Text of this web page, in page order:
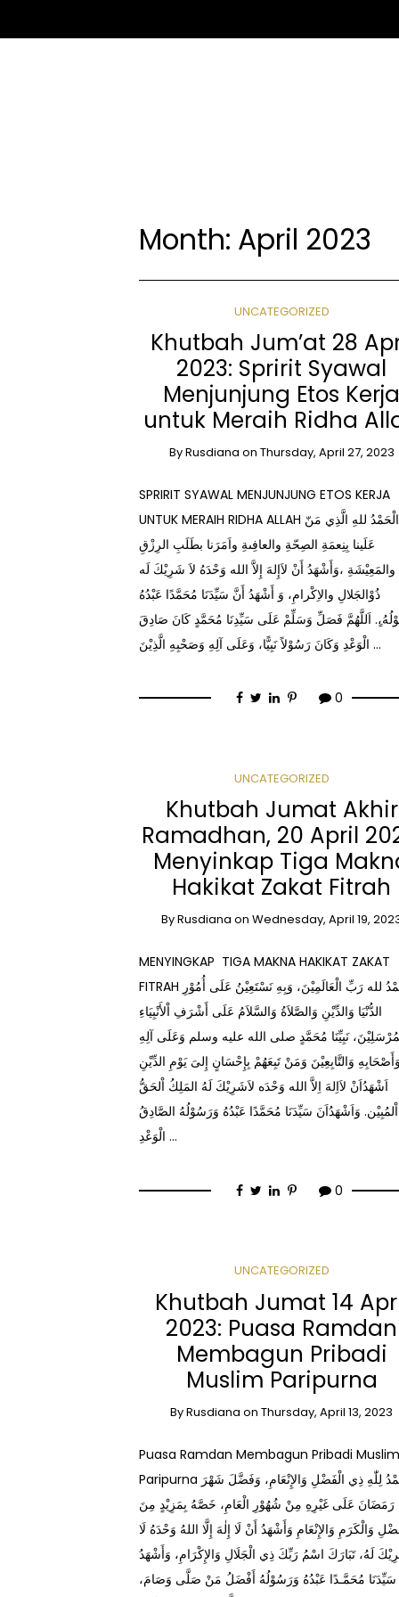
Month: April 2023
UNCATEGORIZED
Khutbah Jum’at 28
2023: Spririt Syawal
Menjunjung Etos Kerja
untuk Meraih Ridha
ByRusdiana on Thursday, April 27, 2023
SPRIRIT SYAWAL MENJUNJUNG ETOS KERJA
UNTUK MERAIH RIDHA ALLAH الْحَمْدُ للهِ الَّذِي مَنّ
عَلَينا بِنِعمَةِ الصِحّةِ والعافِىةِ واَمَرَنا بطَلَبِ الرِزْقِ
والمَعِيْشَةِ ،وَأَشْهَدُ أَنْ لاَإِلهَ إِلاَّ الله وَحْدَهُ لاَ شَرِيْكَ لَه
ذُوْالجَلالِ والاِكْرامِ، وَ أَشْهَدُ أَنَّ سَيِّدَنَا مُحَمَّدًا عَبْدُهُ
اَللَّهُمَّ فَصَلِّ وَسَلِّمْ عَلَى سَيِّدِنَا مُحَمَّدٍ كَانَ صَادِقَ
الْوَعْدِ وَكَانَ رَسُوْلاً نَبِيًّا، وَعَلَى آلِهِ وَصَحْبِهِ الَّذِيْنَ …
0
UNCATEGORIZED
Khutbah Jumat Akhir
Ramadhan, 20 April
Menyinkap Tiga
Hakikat Zakat Fitrah
ByRusdiana onWednesday, April 19,
MENYINGKAP TIGA MAKNA HAKIKAT ZAKAT
FITRAH الْحَمْدُ لله رَبِّ الْعَالَمِيْنَ، وَبِهِ نَسْتَعِيْنُ عَلَى أُمُوْرِ
الدُّنْيَا وَالدِّيْنِ وَالصَّلاَةُ وَالسَّلاَمُ عَلَى أَشْرَفِ اْلأَنْبِيَاءِ
نَبِيِّنَا مُحَمَّدٍ صلى الله عليه وسلم وَعَلَى آلِهِ
وَأَصْحَابِهِ وَالتَّابِعِيْنَ وَمَنْ تَبِعَهُمْ بِإِحْسَانٍ إِلىَ يَوْمِ الدِّيْنِ
اَشْهَدُاَنْ لاَاِلهَ اِلاَّ الله وَحْدَه لاَشَرِيْكَ لَهُ المَلِكُ اْلحَقُّ
اْلمُبِيْن. وَاَشْهَدُاَنَ سَيِّدَنَا مُحَمَّدًا عَبْدُهُ وَرَسُوْلُهُ الصَّادِقُ
الْوَعْدِ …
0
UNCATEGORIZED
Khutbah Jumat 14
2023: Puasa Ramdan
Membagun Pribadi
Muslim Paripurna
ByRusdiana onThursday, April 13, 2023
Puasa Ramdan Membagun Pribadi Muslim
Paripurna الْحَمْدُ لِلّٰهِ ذِي الْفَضْلِ وَالإِنْعَامِ، وَفَضَّلَ شَهْرَ
رَمَضَانَ عَلَى غَيْرِهِ مِنْ شُهُوْرِ الْعَامِ، خَصَّهُ بِمَزِيْدٍ مِنَ
وَالْكَرَمِ وَالإِنْعَامِ وَأَشْهَدُ أَنْ لَا إِلٰهَ إِلَّا اللهُ وَحْدَهُ لَا
لَهُ، تَبَارَكَ اسْمُ رَبِّكَ ذِي الْجَلَالِ وَالإِكْرَامِ، وَأَشْهَدُ
سَيِّدَنَا مُحَمَّـدًا عَبْدُهُ وَرَسُوْلُهُ أَفْضَلُ مَنْ صَلَّى وَصَامَ،